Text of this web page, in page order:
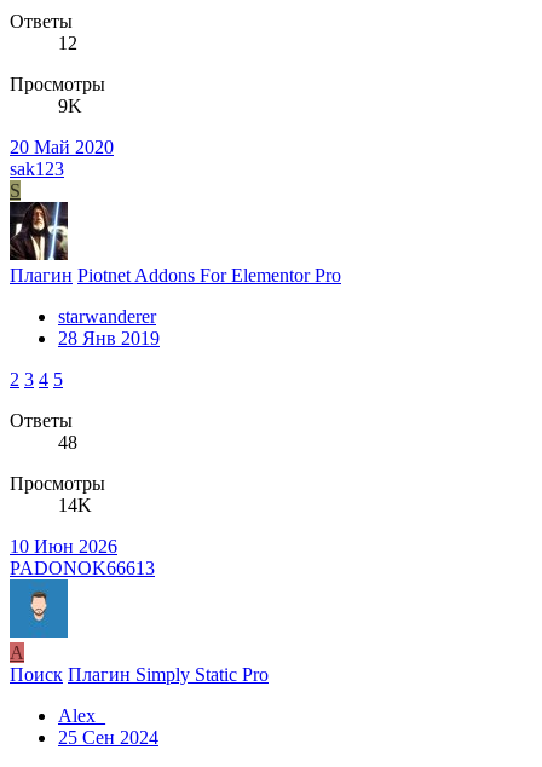
Ответы
12
Просмотры
9K
20 Май 2020
sak123
S
Плагин Piotnet Addons For Elementor Pro
starwanderer
28 Янв 2019
2 3 4 5
Ответы
48
Просмотры
14K
10 Июн 2026
PADONOK66613
A
Поиск Плагин Simply Static Pro
Alex_
25 Сен 2024